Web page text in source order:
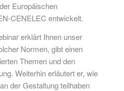
Europäischen
CENELEC entwickelt.
erklärt Ihnen unser
Normen, gibt einen
Themen und den
Weiterhin erläutert er, wie
der Gestaltung teilhaben